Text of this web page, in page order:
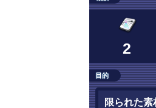
2
目的
限られた